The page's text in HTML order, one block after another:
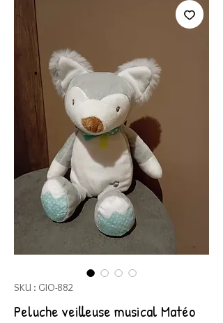
SKU : GIO-882
Peluche veilleuse musical Matéo